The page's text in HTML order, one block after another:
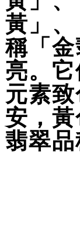
黃」
稱「
亮。
元素
安，
翡翠